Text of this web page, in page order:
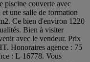
piscine couverte avec
une salle de formation
Ce bien d'environ 1220
Bien à visiter
avec le vendeur. Prix
Honoraires agence : 75
: L-16778. Vous